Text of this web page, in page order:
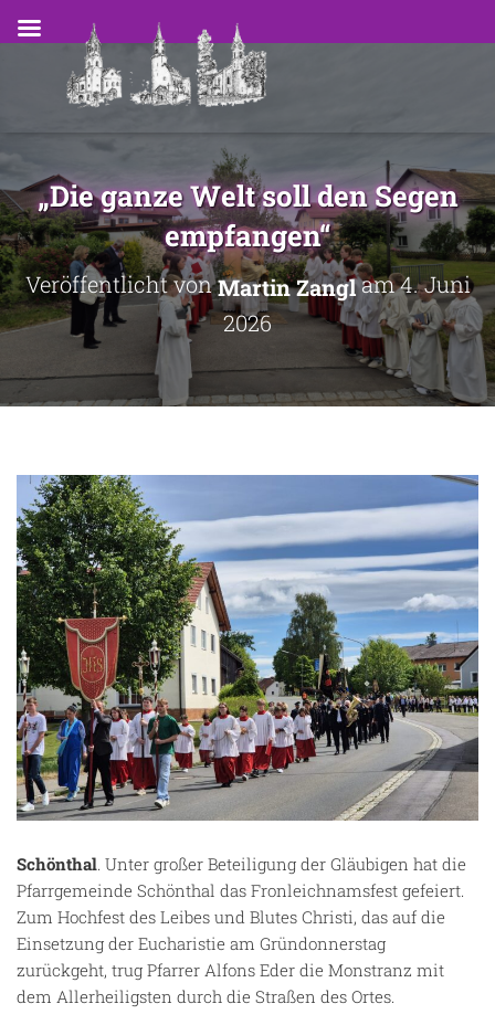
„Die ganze Welt soll den Segen
empfangen“
Veröffentlicht vonMartin Zanglam4. Juni
2026
Schönthal. Unter großer Beteiligung der Gläubigen hat die
Pfarrgemeinde Schönthal das Fronleichnamsfest gefeiert.
Zum Hochfest des Leibes und Blutes Christi, das auf die
Einsetzung der Eucharistie am Gründonnerstag
zurückgeht, trug Pfarrer Alfons Eder die Monstranz mit
dem Allerheiligsten durch die Straßen des Ortes.